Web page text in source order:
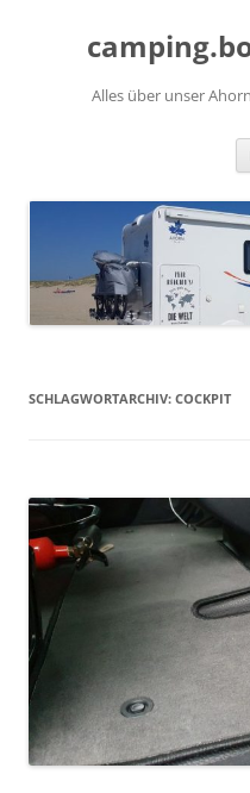
springen
Alles über unser
SCHLAGWORTARCHIV: COCKPIT